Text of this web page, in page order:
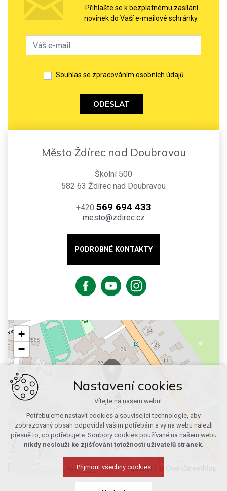
Přihlašte se k bezplatnému zasílání
novinek do Vaší e-mailové schránky.
Souhlas se zpracováním osobních údajů
ODESLAT
Město Ždírec nad Doubravou
Školní 500
582 63 Ždírec nad Doubravou
+420 569 694 433
mesto@zdirec.cz
PODROBNÉ KONTAKTY
+
−
Leaflet
Nastavení cookies
Vítejte na našem webu!
Potřebujeme nastavit cookies a související technologie, aby
zobrazovaný obsah odpovídal vašim potřebám a vy na webu nalezli
přesně to, co potřebujete. Soubory cookies používané na našem webu
nikdy neslouží ke zjišťování totožnosti uživatelů stránek.
Přijmout všechny cookies